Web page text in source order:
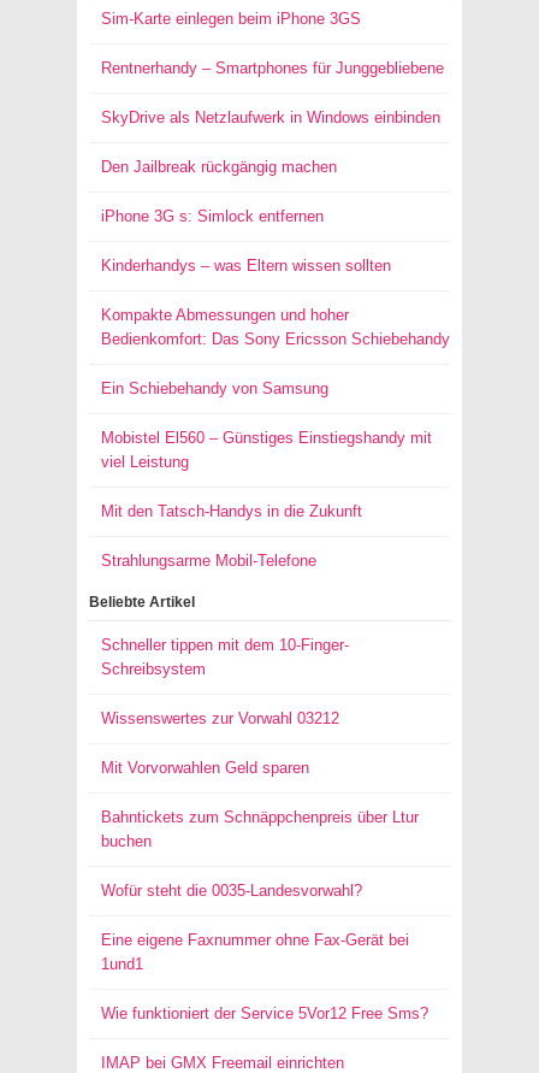
Sim-Karte einlegen beim iPhone 3GS
Rentnerhandy – Smartphones für Junggebliebene
SkyDrive als Netzlaufwerk in Windows einbinden
Den Jailbreak rückgängig machen
iPhone 3G s: Simlock entfernen
Kinderhandys – was Eltern wissen sollten
Kompakte Abmessungen und hoher
Bedienkomfort: Das Sony Ericsson Schiebehandy
Ein Schiebehandy von Samsung
Mobistel El560 – Günstiges Einstiegshandy mit
viel Leistung
Mit den Tatsch-Handys in die Zukunft
Strahlungsarme Mobil-Telefone
Beliebte Artikel
Schneller tippen mit dem 10-Finger-
Schreibsystem
Wissenswertes zur Vorwahl 03212
Mit Vorvorwahlen Geld sparen
Bahntickets zum Schnäppchenpreis über Ltur
buchen
Wofür steht die 0035-Landesvorwahl?
Eine eigene Faxnummer ohne Fax-Gerät bei
1und1
Wie funktioniert der Service 5Vor12 Free Sms?
IMAP bei GMX Freemail einrichten